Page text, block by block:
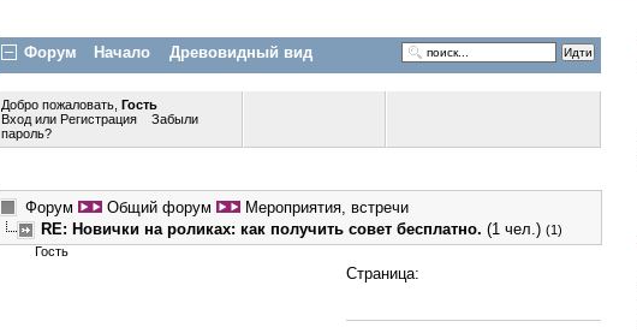
Форум Начало Древовидный вид
Добро пожаловать, Гость
Вход или Регистрация
Забыли
пароль?
Форум Общий форум
Мероприятия, встречи
RE: Новички на роликах: как получить совет бесплатно. (1 чел.) (1)
Гость
Страница: